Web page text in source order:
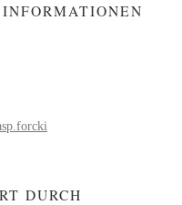
DURCH